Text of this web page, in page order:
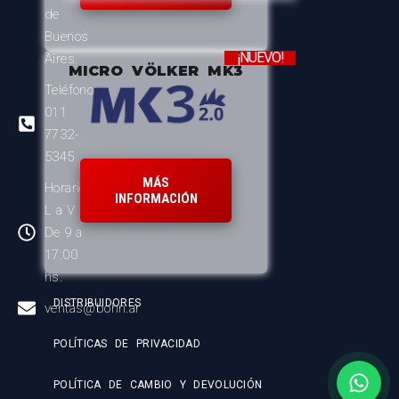
de
Buenos
Aires.
Teléfono:
011
7732-
5345
Horario:
L a V
De 9 a
17:00
hs.
ventas@bohn.ar
MICRO VÖLKER MK3
¡NUEVO!
MÁS
INFORMACIÓN
DISTRIBUIDORES
POLÍTICAS DE PRIVACIDAD
POLÍTICA DE CAMBIO Y DEVOLUCIÓN